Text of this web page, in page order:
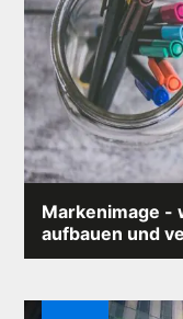
Markenimage -
aufbauen und
Das Markenimage ist